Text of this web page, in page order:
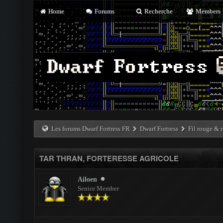
Home Forums Recherche Members
Les forums Dwarf Fortress FR Dwarf Fortress Fil rouge &
TAR THRAN, FORTERESSE AGRICOLE
Ailoen
Senior Member